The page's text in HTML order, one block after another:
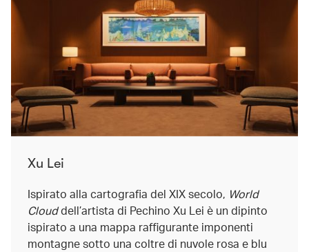
Xu Lei
Ispirato alla cartografia del XIX secolo, World
Clouddell’artista di Pechino Xu Lei è un dipinto
ispirato a una mappa raffigurante imponenti
montagne sotto una coltre di nuvole rosa e blu